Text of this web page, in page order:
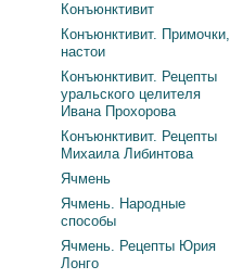
Конъюнктивит
Конъюнктивит. Примочки,
настои
Конъюнктивит. Рецепты
уральского целителя
Ивана Прохорова
Конъюнктивит. Рецепты
Михаила Либинтова
Ячмень
Ячмень. Народные
способы
Ячмень. Рецепты Юрия
Лонго